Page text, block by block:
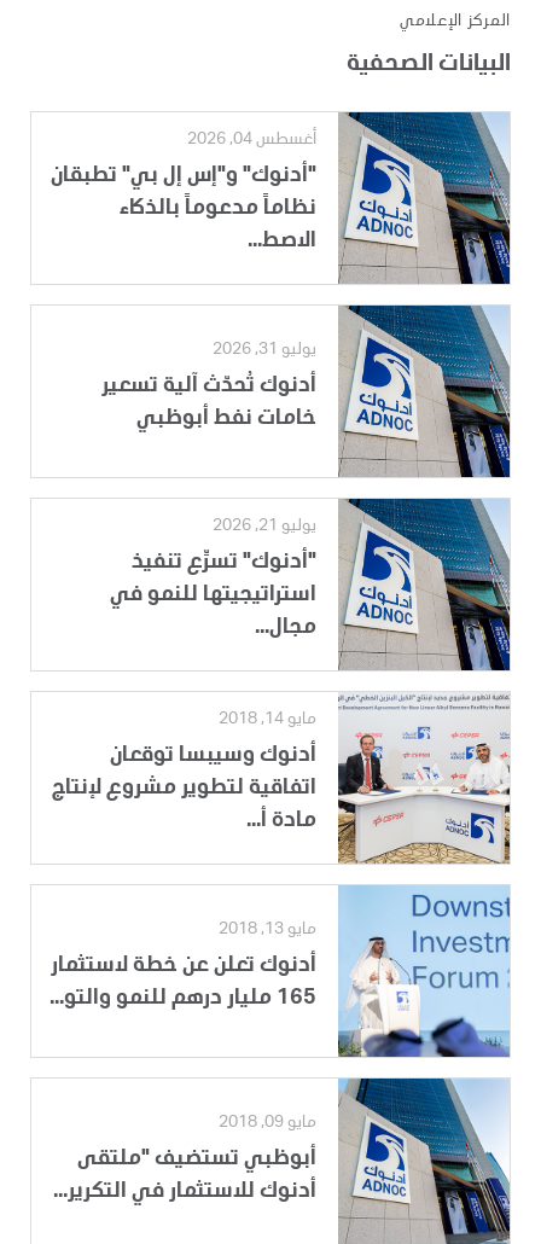
المركز الإعلامي
البيانات الصحفية
أغسطس 04, 2026
"أدنوك" و"إس إل بي" تطبقان
نظاماً مدعوماً بالذكاء
الاصط...
يوليو 31, 2026
أدنوك تُحدّث آلية تسعير
خامات نفط أبوظبي
يوليو 21, 2026
"أدنوك" تسرِّع تنفيذ
استراتيجيتها للنمو في
مجال...
مايو 14, 2018
أدنوك وسيبسا توقعان
اتفاقية لتطوير مشروع لإنتاج
مادة أ...
مايو 13, 2018
أدنوك تعلن عن خطة لاستثمار
165 مليار درهم للنمو والتو...
مايو 09, 2018
أبوظبي تستضيف "ملتقى
أدنوك للاستثمار في التكرير...